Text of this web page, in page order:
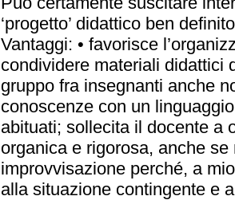
‘progetto’ didattico ben
Vantaggi: • favorisce
condividere materiali didattici
gruppo fra insegnanti anche
conoscenze con un
abituati; sollecita il docente a
organica e rigorosa, anche
improvvisazione perché, a
alla situazione contingente e